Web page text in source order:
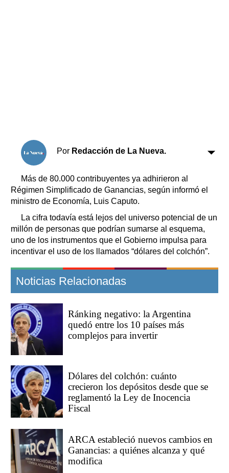
Por Redacción de La Nueva.
Más de 80.000 contribuyentes ya adhirieron al
Régimen Simplificado de Ganancias, según informó el
ministro de Economía, Luis Caputo.
La cifra todavía está lejos del universo potencial de un
millón de personas que podrían sumarse al esquema,
uno de los instrumentos que el Gobierno impulsa para
incentivar el uso de los llamados “dólares del colchón”.
Noticias Relacionadas
Ránking negativo: la Argentina
quedó entre los 10 países más
complejos para invertir
Dólares del colchón: cuánto
crecieron los depósitos desde que se
reglamentó la Ley de Inocencia
Fiscal
ARCA estableció nuevos cambios en
Ganancias: a quiénes alcanza y qué
modifica